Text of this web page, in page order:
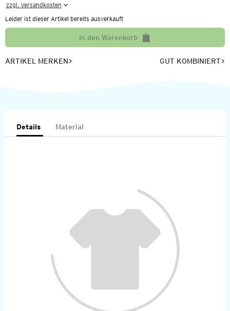
zzgl. Versandkosten
Leider ist dieser Artikel bereits ausverkauft
In den Warenkorb
ARTIKEL MERKEN GUT KOMBINIERT
Details Material